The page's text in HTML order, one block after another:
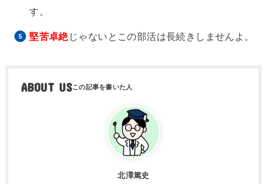
す。
堅苦卓絶じゃないとこの部活は長続きしませんよ。
ABOUT US
北澤篤史